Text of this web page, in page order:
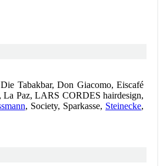
Tabakbar, Don Giacomo, Eiscafé
La Paz, LARS CORDES hairdesign,
, Society, Sparkasse, Steinecke,